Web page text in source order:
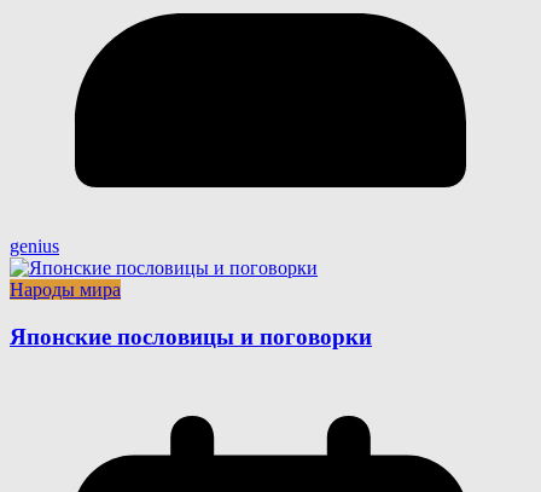
genius
Народы мира
Японские пословицы и поговорки